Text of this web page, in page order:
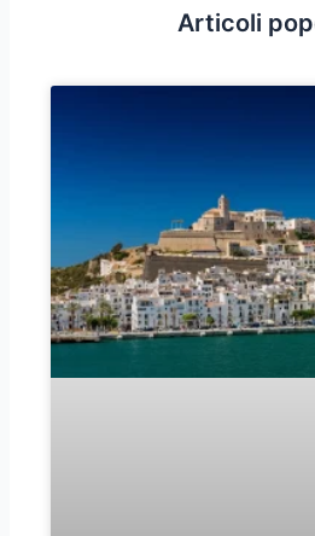
Articoli